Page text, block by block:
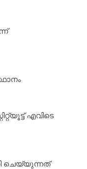
എവിടെ
ചെയ്യുന്നത്‌